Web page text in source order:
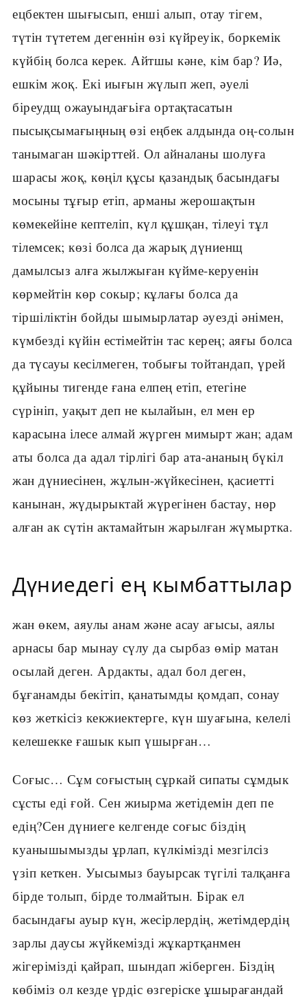
ецбектен шығысып, енші алып, отау тігем,
түтін түтетем дегеннін өзі күйреуік, боркемік
күйбің болса керек. Айтшы кәне, кім бар? Иә,
ешкім жоқ. Екі иығын жүлып жеп, әуелі
біреудщ ожауындағьіға ортақтасатын
пысықсымағыңның өзі еңбек алдында оң-солын
танымаган шәкірттей. Ол айналаны шолуға
шарасы жоқ, көңіл құсы қазандық басындағы
мосыны тұғыр етіп, арманы жерошақтын
көмекейіне кептеліп, күл құшқан, тілеуі тұл
тілемсек; көзі болса да жарық дүниенщ
дамылсыз алға жылжыған күйме-керуенін
көрмейтін көр сокыр; кұлағы болса да
тіршіліктін бойды шымырлатар әуезді әнімен,
күмбезді күйін естімейтін тас керең; аяғы болса
да түсауы кесілмеген, тобығы тойтандап, үрей
құйыны тигенде ғана елпең етіп, етегіне
сүрініп, уақыт деп не кылайын, ел мен ер
карасына ілесе алмай жүрген мимырт жан; адам
аты болса да адал тірлігі бар ата-ананың бүкіл
жан дүниесінен, жұлын-жүйкесінен, қасиетті
канынан, жүдырыктай жүрегінен бастау, нөр
алған ак сүтін актамайтын жарылған жүмыртка.
Дүниедегі ең кымбаттылар
жан өкем, аяулы анам және асау ағысы, аялы
арнасы бар мынау сүлу да сырбаз өмір матан
осылай деген. Ардакты, адал бол деген,
бұғанамды бекітіп, қанатымды қомдап, сонау
көз жеткісіз кекжиектерге, күн шуағына, келелі
келешекке ғашык кып үшырған…
Соғыс… Сұм соғыстың сұркай сипаты сұмдык
сұсты еді ғой. Сен жиырма жетідемін деп пе
едің?Сен дүниеге келгенде соғыс біздің
куанышымызды ұрлап, күлкімізді мезгілсіз
үзіп кеткен. Уысымыз бауырсак түгілі талқанға
бірде толып, бірде толмайтын. Бірак ел
басындағы ауыр күн, жесірлердің, жетімдердің
зарлы даусы жүйкемізді жұкартқанмен
жігерімізді қайрап, шындап жіберген. Біздің
көбіміз ол кезде үрдіс өзгеріске ұшырағандай